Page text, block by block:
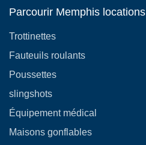
Parcourir Memphis locations
Trottinettes
Fauteuils roulants
Poussettes
slingshots
Équipement médical
Maisons gonflables